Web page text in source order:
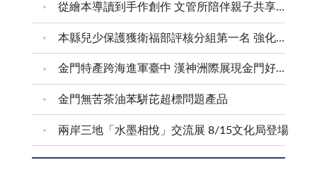
從繪本導讀到手作創作 文管所陪伴親子共享溫馨時光
本縣兒少保護獲衛福部評核分組第一名 強化預防與跨域合作 建構兒少安全成長環境
金門特產跨海進軍臺中 漢神洲際展現金門好滋味
金門無苦茶油苯駢芘超標問題產品
兩岸三地「水墨相悅」交流展 8/15文化局登場